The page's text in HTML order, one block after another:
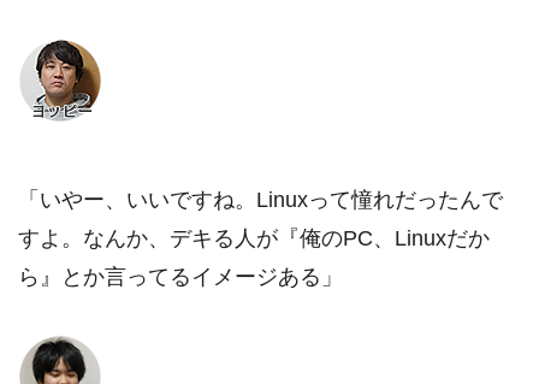
「いやー、いいですね。Linuxって憧れだったんで
すよ。なんか、デキる人が『俺のPC、Linuxだか
ら』とか言ってるイメージある」